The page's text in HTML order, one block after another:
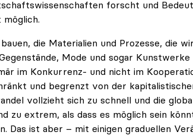
forscht und
die Materialien und Prozesse, die
Mode und sogar
im Konkurrenz- und nicht im
und begrenzt von der
vollzieht sich zu schnell und die
zu extrem, als dass es möglich sein
Das ist aber – mit einigen graduellen